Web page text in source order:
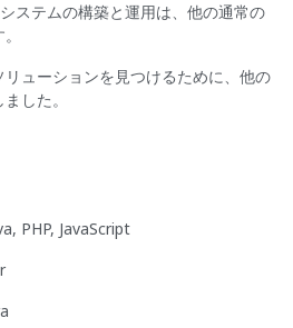
ステムの構築と運用は、他の通常の
ューションを見つけるために、他の
した。
PHP, JavaScript